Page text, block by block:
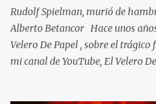
José Raúl Capablanca: La
Rudolf Spielman, murió de
Alberto Betancor Hace unos
Velero De Papel , sobre el
mi canal de YouTube, El Velero